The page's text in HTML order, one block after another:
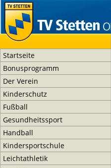
Startseite
Bonusprogramm
Der Verein
Kinderschutz
Fußball
Gesundheitssport
Handball
Kindersportschule
Leichtathletik